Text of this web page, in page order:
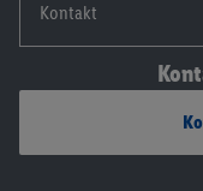
Kontakt